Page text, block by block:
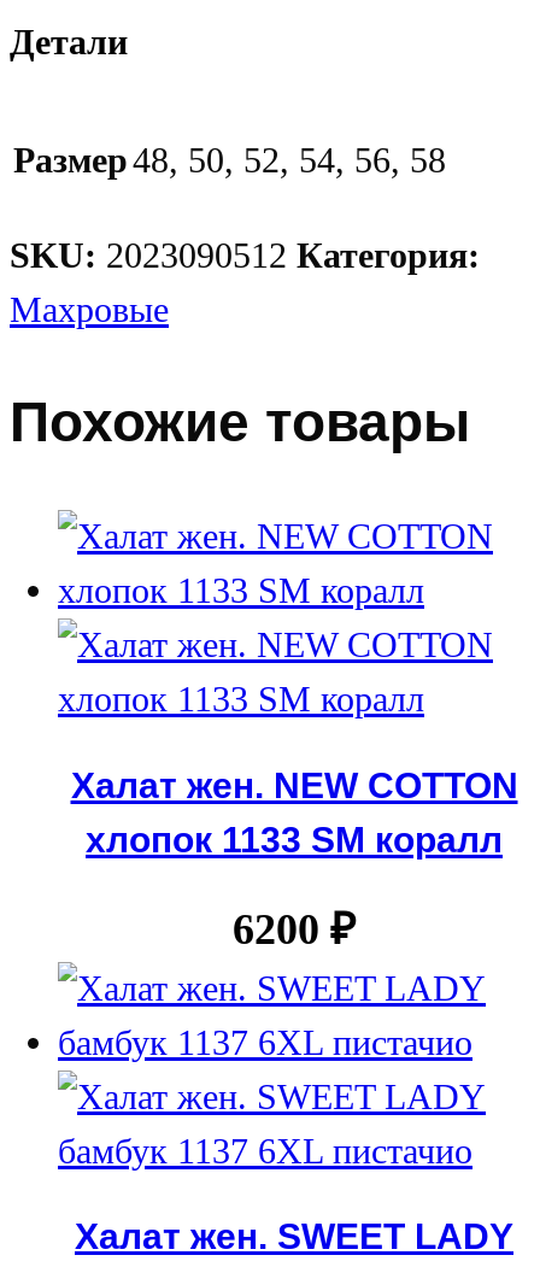
Детали
Размер48, 50, 52, 54, 56, 58
SKU: 2023090512 Категория:
Махровые
Похожие товары
Халат жен. NEW COTTON
хлопок 1133 SM коралл
6200 ₽
Халат жен. SWEET LADY